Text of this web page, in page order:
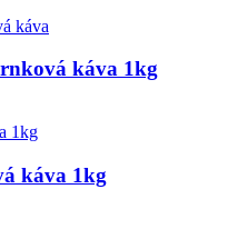
káva 1kg
káva 1kg